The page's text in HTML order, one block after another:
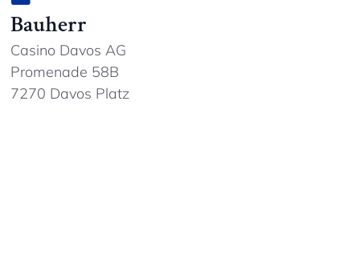
Bauherr
Casino Davos AG
Promenade 58B
7270 Davos Platz